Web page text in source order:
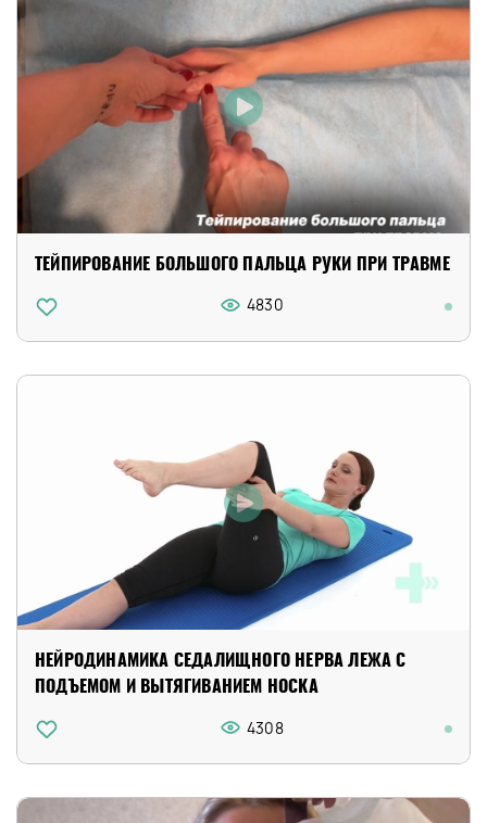
ТЕЙПИРОВАНИЕ БОЛЬШОГО ПАЛЬЦА РУКИ ПРИ ТРАВМЕ
4830
НЕЙРОДИНАМИКА СЕДАЛИЩНОГО НЕРВА ЛЕЖА С
ПОДЪЕМОМ И ВЫТЯГИВАНИЕМ НОСКА
4308